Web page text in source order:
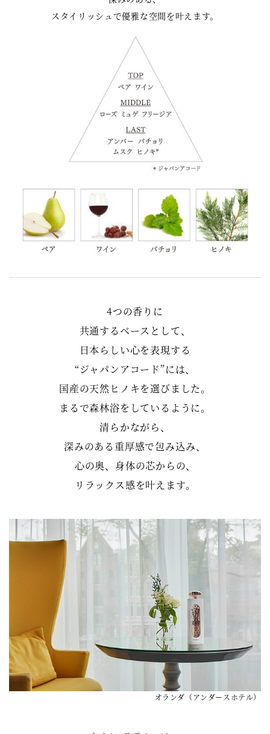
スタイリッシュで優雅な空間を叶えます。
4つの香りに
共通するベースとして、
日本らしい心を表現する
“ジャパンアコード”には、
国産の天然ヒノキを選びました。
まるで森林浴をしているように。
清らかながら、
深みのある重厚感で包み込み、
心の奥、身体の芯からの、
リラックス感を叶えます。
オランダ（アンダースホテル）